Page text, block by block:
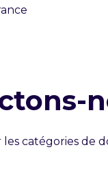
catégories de